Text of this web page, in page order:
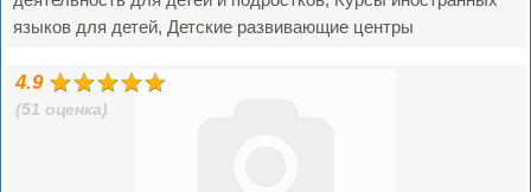
языков для детей, Детские развивающие центры
4.9
(51 оценка)